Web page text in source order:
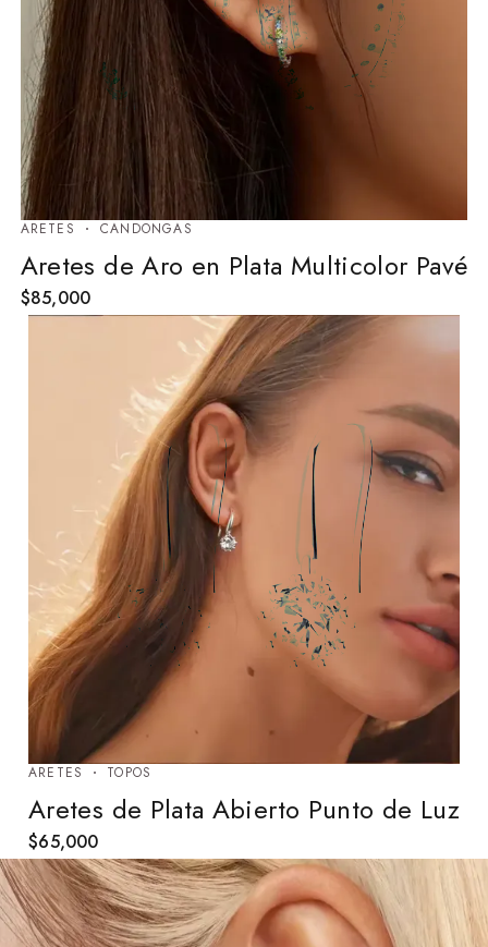
ARETES ⁠CANDONGAS
Aretes de Aro en Plata Multicolor Pavé
$85,000
ARETES TOPOS
Aretes de Plata Abierto Punto de Luz
$65,000